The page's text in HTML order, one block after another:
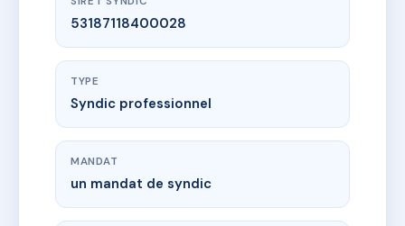
53187118400028
TYPE
Syndic professionnel
MANDAT
un mandat de syndic